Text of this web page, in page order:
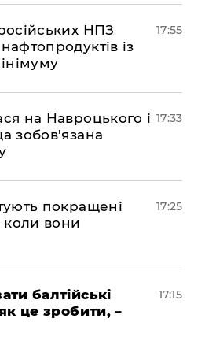
НПЗ
із
17:55
на Навроцького і
зобов'язана
17:33
покращені
коли вони
17:25
балтійські
це зробити, –
17:15